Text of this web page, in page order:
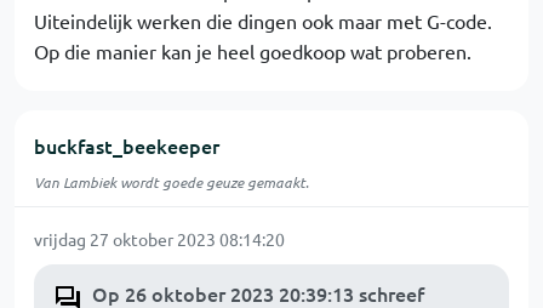
Uiteindelijk werken die dingen ook maar met G-code.
Op die manier kan je heel goedkoop wat proberen.
buckfast_beekeeper
Van Lambiek wordt goede geuze gemaakt.
vrijdag 27 oktober 2023 08:14:20
Op 26 oktober 2023 20:39:13 schreef